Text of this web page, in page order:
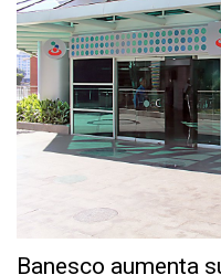
Banesco aumenta